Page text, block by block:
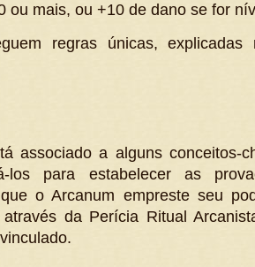
ou mais, ou +10 de dano se for
regras únicas,
associado a alguns conceitos-
los para estabelecer as
o Arcanum empreste seu
através da Perícia Ritual